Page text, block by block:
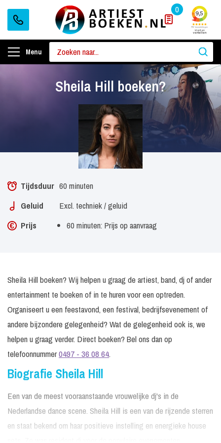
0
Menu
Sheila Hill boeken?
Tijdsduur 60 minuten
Geluid
Excl. techniek / geluid
Prijs
60 minuten: Prijs op aanvraag
Sheila Hill boeken? Wij helpen u graag de artiest, band, dj of ander
entertainment te boeken of in te huren voor een optreden.
Organiseert u een feestavond, een festival, bedrijfsevenement of
andere bijzondere gelegenheid? Wat de gelegenheid ook is, we
helpen u graag verder. Direct boeken? Bel ons dan op
telefoonnummer0497 - 36 08 64.
Biografie Sheila Hill
Een van de meest vooraanstaande vrouwelijke dj's in de
Nederlandse dance scene. Sheila Hill is een van de rijzende sterren
en staat bekend om haar positieve instelling en energieke house